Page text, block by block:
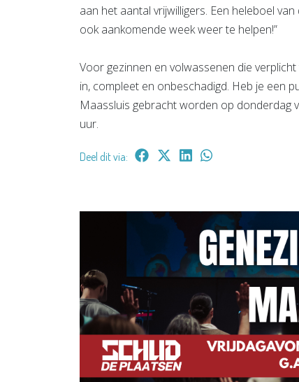
aan het aantal vrijwilligers. Een heleboel
ook aankomende week weer te helpen!”
Voor gezinnen en volwassenen die
in, compleet en onbeschadigd. Heb je een
Maassluis gebracht worden op donderdag
uur.
Deel dit via: